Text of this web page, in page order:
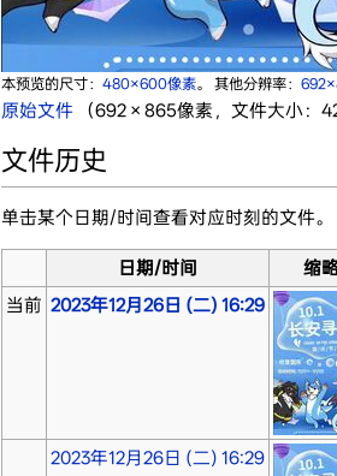
本预览的尺寸： 480×600像素。 其他分辨率：
原始文件‎ （692 × 865像素，文件大小：
文件历史
单击某个日期/时间查看对应时刻的文件。
日期/时间
缩
当前 2023年12月26日 (二) 16:29
2023年12月26日 (二) 16:29